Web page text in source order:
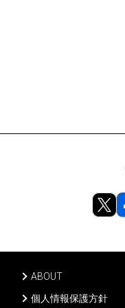
ABOUT
個人情報保護方針